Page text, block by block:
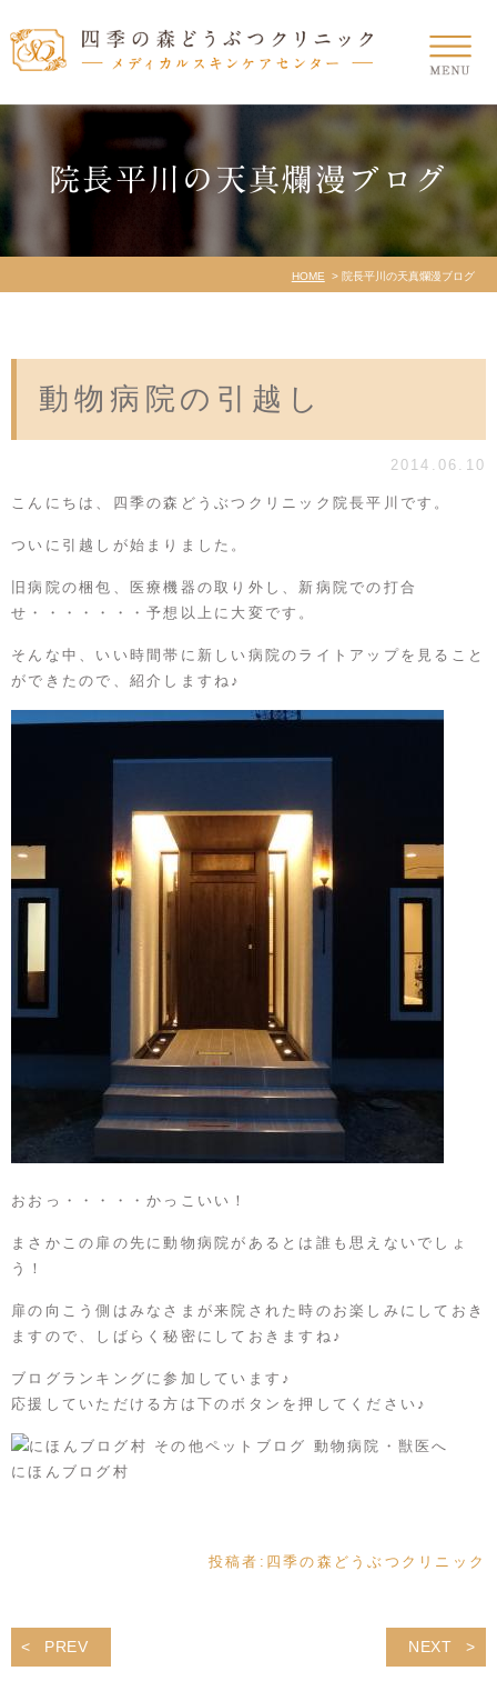
院長平川の天真爛漫ブログ
HOME 院長平川の天真爛漫ブログ
動物病院の引越し
2014.06.10
こんにちは、 四季の森どうぶつクリニック 院長平川です。
ついに引越しが始まりました。
旧病院の梱包、医療機器の取り外し、新病院での打合
せ・・・・・・・予想以上に大変です。
そんな中、いい時間帯に新しい病院のライトアップを見ること
ができたので、紹介しますね♪
おおっ・・・・・かっこいい！
まさかこの扉の先に動物病院があるとは誰も思えないでしょ
う！
扉の向こう側はみなさまが来院された時のお楽しみにしておき
ますので、しばらく秘密にしておきますね♪
ブログランキングに参加しています♪
応援していただける方は下のボタンを押してください♪
にほんブログ村
投稿者: 四季の森どうぶつクリニック
PREV NEXT